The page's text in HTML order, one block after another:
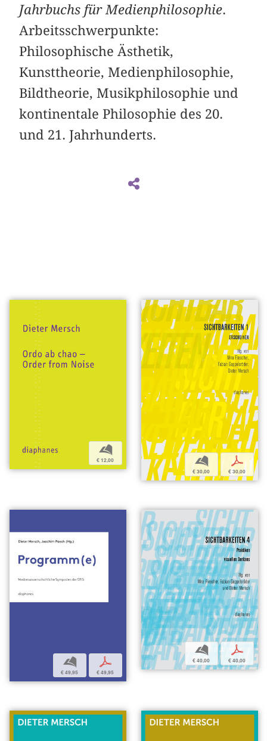
Jahrbuchs für Medienphilosophie.
Arbeitsschwerpunkte:
Philosophische Ästhetik,
Kunsttheorie, Medienphilosophie,
Bildtheorie, Musikphilosophie und
kontinentale Philosophie des 20.
und 21. Jahrhunderts.
b
€ 12,00 b
€ 30,00
p
€ 30,00
b
€ 49,95
p
€ 49,95
b
€ 40,00
p
€ 40,00